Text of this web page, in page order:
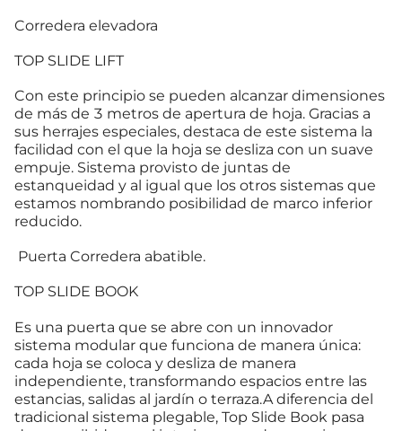
Corredera elevadora
TOP SLIDE LIFT
Con este principio se pueden alcanzar dimensiones
de más de 3 metros de apertura de hoja. Gracias a
sus herrajes especiales, destaca de este sistema la
facilidad con el que la hoja se desliza con un suave
empuje. Sistema provisto de juntas de
estanqueidad y al igual que los otros sistemas que
estamos nombrando posibilidad de marco inferior
reducido.
Puerta Corredera abatible.
TOP SLIDE BOOK
Es una puerta que se abre con un innovador
sistema modular que funciona de manera única:
cada hoja se coloca y desliza de manera
independiente, transformando espacios entre las
estancias, salidas al jardín o terraza.A diferencia del
tradicional sistema plegable, Top Slide Book pasa